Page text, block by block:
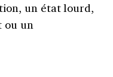
un état lourd,
ou un